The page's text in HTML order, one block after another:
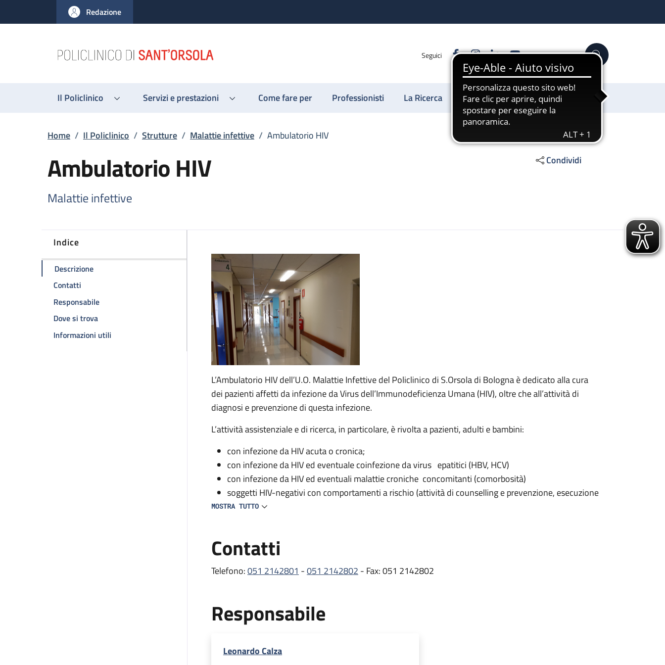
al contenuto principale
to footer content
Redazione
Seguici FacebookInstagram
LinkedinYouTube Cerca
Il Policlinico Servizi e prestazioni Come fare per Professionisti La Ricerca Sostienici
Briciole di pane
Home / Il Policlinico / Strutture / Malattie infettive / Ambulatorio HIV
Ambulatorio HIV
Malattie infettive
Condividi
Indice
Descrizionedella pagina Ambulatorio HIV
Contatti
Responsabiledella pagina Ambulatorio HIV
Dove si trovadella pagina Ambulatorio HIV
Informazioni utili
Descrizione
L’Ambulatorio HIV dell’U.O. Malattie Infettive del Policlinico di S.Orsola di Bologna è dedicato alla cura
dei pazienti affetti da infezione da Virus dell’Immunodeficienza Umana (HIV), oltre che all’attività di
diagnosi e prevenzione di questa infezione.
L’attività assistenziale e di ricerca, in particolare, è rivolta a pazienti, adulti e bambini:
con infezione da HIV acuta o cronica;
con infezione da HIV ed eventuale coinfezione da virus epatitici (HBV, HCV)
con infezione da HIV ed eventuali malattie croniche concomitanti (comorbosità)
soggetti HIV-negativi con comportamenti a rischio (attività di counselling e prevenzione, esecuzione
del test HIV).
antiretrovirali) e partecipa a vari studi clinici nazionali e internazionali relativi all’infezione da HIV,
alle comorbosità e all’efficacia/tollerabilità dei farmaci antiretrovirali.
L’ambulatorio si occupa dei pazienti con infezione da HIV, svolgendo un’attività assistenziale che
monitoraggio dell’infezione, oltre alla prescrizione e distribuzione della terapia antiretrovirale e degli altri
farmaci per il trattamento delle comorbosità (erogati dalla Farmacia Ospedaliera con un punto di
MOSTRA TUTTO
Contatti
Telefono:051 2142801 -051 2142802 - Fax: 051 2142802
Responsabile
Leonardo Calza